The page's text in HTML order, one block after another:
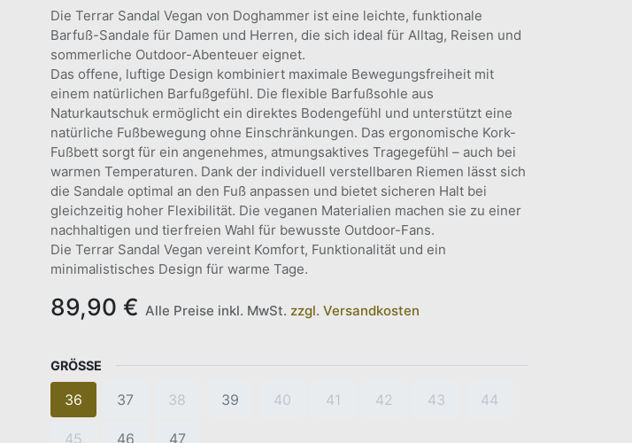
Die Terrar Sandal Vegan von Doghammer ist eine leichte, funktionale
Barfuß-Sandale für Damen und Herren, die sich ideal für Alltag, Reisen und
sommerliche Outdoor-Abenteuer eignet.
Das offene, luftige Design kombiniert maximale Bewegungsfreiheit mit
einem natürlichen Barfußgefühl. Die flexible Barfußsohle aus
Naturkautschuk ermöglicht ein direktes Bodengefühl und unterstützt eine
natürliche Fußbewegung ohne Einschränkungen. Das ergonomische Kork-
Fußbett sorgt für ein angenehmes, atmungsaktives Tragegefühl – auch bei
warmen Temperaturen. Dank der individuell verstellbaren Riemen lässt sich
die Sandale optimal an den Fuß anpassen und bietet sicheren Halt bei
gleichzeitig hoher Flexibilität. Die veganen Materialien machen sie zu einer
nachhaltigen und tierfreien Wahl für bewusste Outdoor-Fans.
Die Terrar Sandal Vegan vereint Komfort, Funktionalität und ein
minimalistisches Design für warme Tage.
89,90 € Alle Preise inkl. MwSt. zzgl. Versandkosten
GRÖSSE
36 37 38 39 40 41 42 43 44
45 46 47